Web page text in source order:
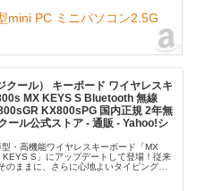
mini PC ミニパソコン2.5G
クール） キーボード ワイヤレスキ
MX KEYS S Bluetooth 無線
KX800sPG 国内正規 2年無
ール公式ストア - 通販 - Yahoo!シ
・高機能ワイヤレスキーボード「MX
S」にアップデートして登場！従来
のままに、さらに心地よいタイピング体